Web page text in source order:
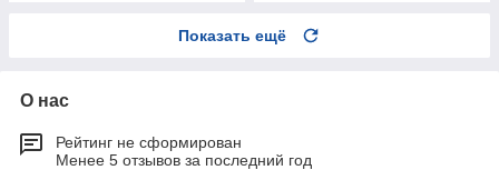
Показать ещё
О нас
Рейтинг не сформирован
Менее 5 отзывов за последний год